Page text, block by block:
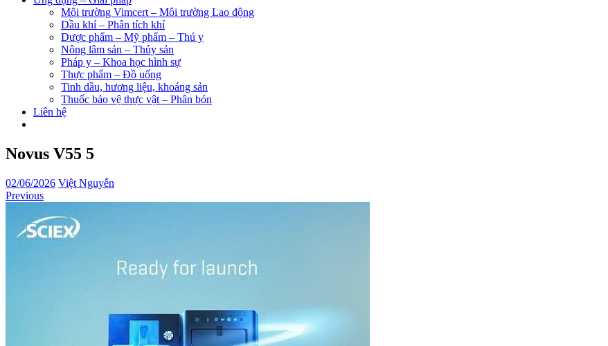
Môi trường Vimcert – Môi trường Lao động
Dầu khí – Phân tích khí
Dược phẩm – Mỹ phẩm – Thú y
Nông lâm sản – Thủy sản
Pháp y – Khoa học hình sự
Thực phẩm – Đồ uống
Tinh dầu, hương liệu, khoáng sản
Thuốc bảo vệ thực vật – Phân bón
Liên hệ
Novus V55 5
02/06/2026 Việt Nguyễn
Previous